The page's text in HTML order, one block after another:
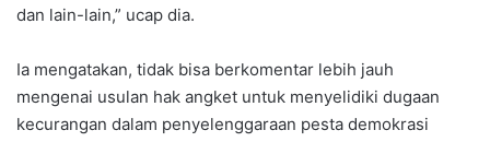
dan lain-lain,” ucap dia.
Ia mengatakan, tidak bisa berkomentar lebih jauh
mengenai usulan hak angket untuk menyelidiki dugaan
kecurangan dalam penyelenggaraan pesta demokrasi